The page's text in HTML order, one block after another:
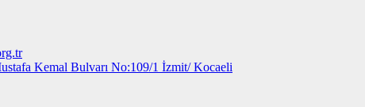
Kemal Bulvarı No:109/1 İzmit/ Kocaeli